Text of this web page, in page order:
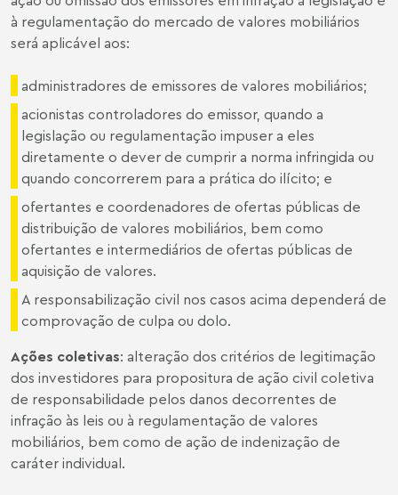
à regulamentação do mercado de valores mobiliários
será aplicável aos:
administradores de emissores de valores mobiliários;
acionistas controladores do emissor, quando a
legislação ou regulamentação impuser a eles
diretamente o dever de cumprir a norma infringida ou
quando concorrerem para a prática do ilícito; e
ofertantes e coordenadores de ofertas públicas de
distribuição de valores mobiliários, bem como
ofertantes e intermediários de ofertas públicas de
aquisição de valores.
A responsabilização civil nos casos acima dependerá de
comprovação de culpa ou dolo.
Ações coletivas: alteração dos critérios de legitimação
dos investidores para propositura de ação civil coletiva
de responsabilidade pelos danos decorrentes de
infração às leis ou à regulamentação de valores
mobiliários, bem como de ação de indenização de
caráter individual.